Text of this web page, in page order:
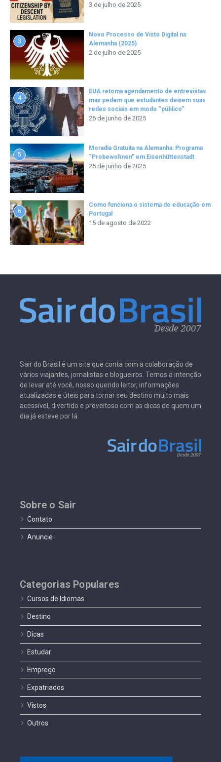
3 de julho de 2025
3
Novo Processo de Visto Digital na
Alemanha (2025)
2 de julho de 2025
4
EUA retoma agendamento de entrevistas
mas pedem que estudantes deixem suas
redes sociais em modo “público”
26 de junho de 2025
5
Moradia Gratuita na Alemanha: Programa
“Probewohnen” em Eisenhüttenstadt
25 de junho de 2025
6
Como funciona o sistema de educação em
Portugal
15 de agosto de 2022
Sair do Brasil é um site que conta com a colaboração de
vários viajantes, jornalistas e blogueiros. Temos a intenção
de levar até você, nosso querido leitor, informações
atualizadas e úteis para tornar seu destino muito mais
acessível, divertido e proveitoso com as dicas de quem um
dia já esteve por lá.
Sobre o Sair
Contato
Anuncie
Categorias Populares
Cursos de Idiomas
Destino
Dicas
Estudar
Emprego
Expatriados
Vistos
Outros